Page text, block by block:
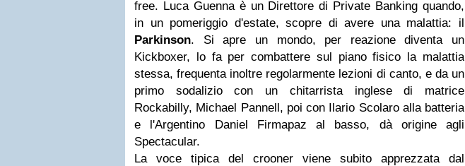
free. Luca Guenna è un Direttore di Private Banking quando,
in un pomeriggio d'estate, scopre di avere una malattia: il
Parkinson. Si apre un mondo, per reazione diventa un
Kickboxer, lo fa per combattere sul piano fisico la malattia
stessa, frequenta inoltre regolarmente lezioni di canto, e da un
primo sodalizio con un chitarrista inglese di matrice
Rockabilly, Michael Pannell, poi con Ilario Scolaro alla batteria
e l'Argentino Daniel Firmapaz al basso, dà origine agli
Spectacular.
La voce tipica del crooner viene subito apprezzata dal